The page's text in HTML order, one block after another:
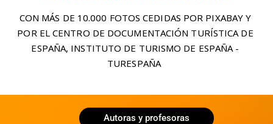
CON MÁS DE 10.000 FOTOS CEDIDAS POR PIXABAY Y
POR EL CENTRO DE DOCUMENTACIÓN TURÍSTICA DE
ESPAÑA, INSTITUTO DE TURISMO DE ESPAÑA -
TURESPAÑA
Autoras y profesoras